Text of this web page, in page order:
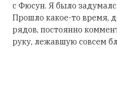
с Фюсун. Я было
Прошло какое-то время,
рядов, постоянно
руку, лежавшую совсем